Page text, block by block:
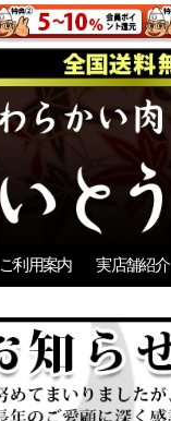
ご利用案内 実店舗紹介